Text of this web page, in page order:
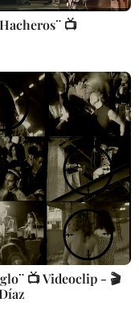
📺
📺 Videoclip - 🎬